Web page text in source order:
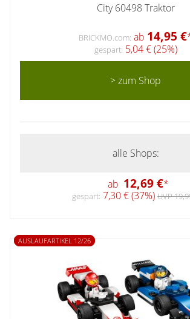
City 60498 Traktor
BRICKMO.com: ab 14,95 €
gespart: 5,04 € (25%)
> zum Shop
alle Shops:
ab 12,69 €*
gespart: 7,30 € (37%) UVP
AUSLAUFARTIKEL 12/26